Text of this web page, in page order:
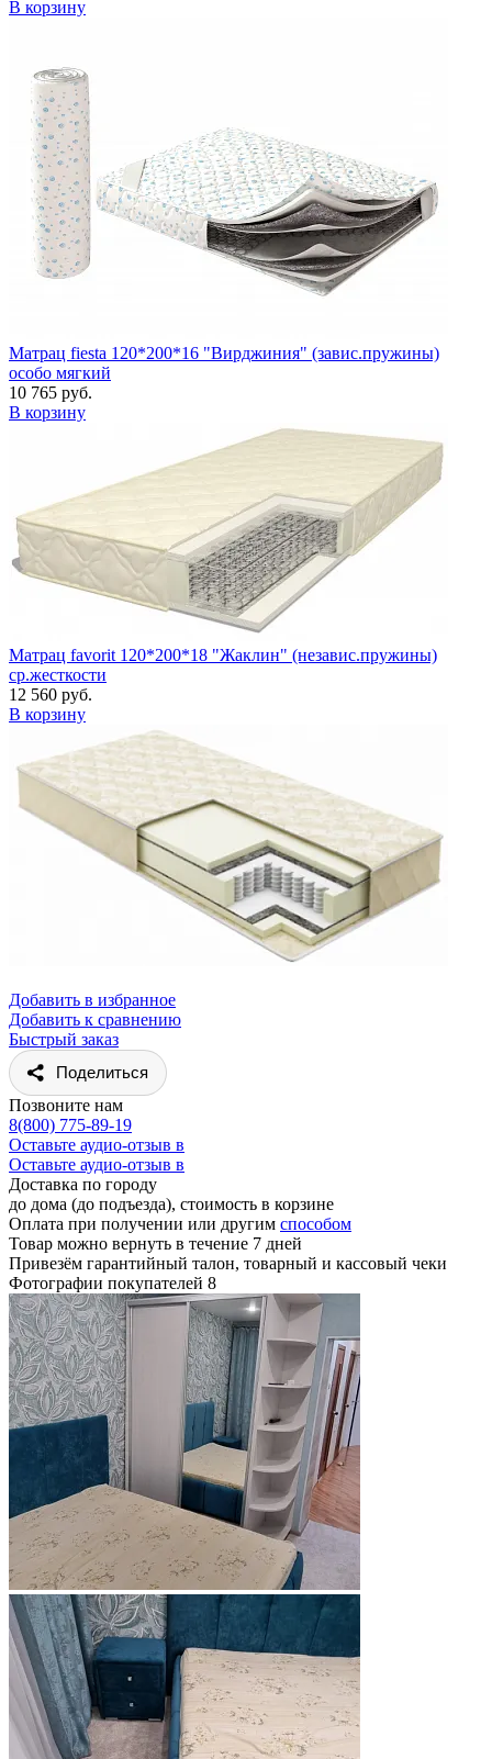
В корзину
Матрац fiesta 120*200*16 "Вирджиния" (завис.пружины)
особо мягкий
10 765 руб.
В корзину
Матрац favorit 120*200*18 "Жаклин" (независ.пружины)
ср.жесткости
12 560 руб.
В корзину
Добавить в избранное
Добавить к сравнению
Быстрый заказ
Поделиться
Позвоните нам
8(800) 775-89-19
Оставьте аудио-отзыв в
Оставьте аудио-отзыв в
Доставка по городу
до дома (до подъезда), стоимость в корзине
Оплата при получении или другим способом
Товар можно вернуть в течение 7 дней
Привезём гарантийный талон, товарный и кассовый чеки
Фотографии покупателей 8